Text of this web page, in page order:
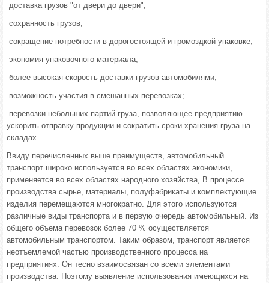
­ доставка грузов "от двери до двери";
­ сохранность грузов;
­ сокращение потребности в дорогостоящей и громоздкой упаковке;
­ экономия упаковочного материала;
­ более высокая скорость доставки грузов автомобилями;
­ возможность участия в смешанных перевозках;
­ перевозки небольших партий груза, позволяющее предприятию
ускорить отправку продукции и сократить сроки хранения груза на
складах.
Ввиду перечисленных выше преимуществ, автомобильный
транспорт широко используется во всех областях экономики,
применяется во всех областях народного хозяйства, В процессе
производства сырье, материалы, полуфабрикаты и комплектующие
изделия перемещаются многократно. Для этого используются
различные виды транспорта и в первую очередь автомобильный. Из
общего объема перевозок более 70 % осуществляется
автомобильным транспортом. Таким образом, транспорт является
неотъемлемой частью производственного процесса на
предприятиях. Он тесно взаимосвязан со всеми элементами
производства. Поэтому выявление использования имеющихся на